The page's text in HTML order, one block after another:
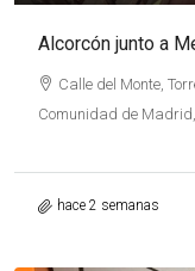
Alcorcón junto a
Calle del Monte,
Comunidad de
hace 2 semanas